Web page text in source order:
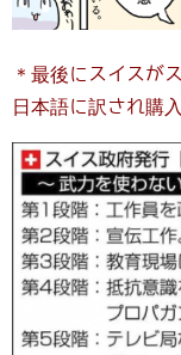
＊最後にスイスが
日本語に訳され購